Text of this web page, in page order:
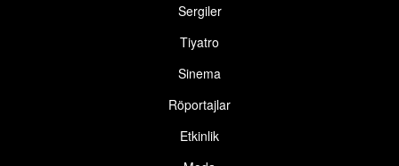
Sergiler
Tiyatro
Sinema
Röportajlar
Etkinlik